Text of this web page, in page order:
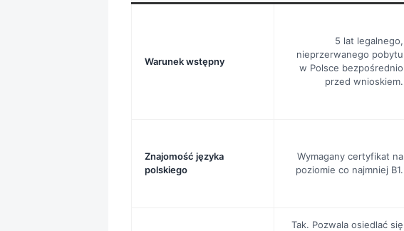
Warunek wstępny
5 lat legalnego,
nieprzerwanego pobytu
w Polsce bezpośrednio
przed wnioskiem.
Znajomość języka
polskiego
Wymagany certyfikat na
poziomie co najmniej B1.
Tak. Pozwala osiedlać się